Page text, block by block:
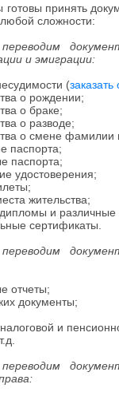
принять
сложности:
и эмиграции:
(заказать
о рождении;
о браке;
о разводе;
о смене фамилии
паспорта;
паспорта;
удостоверения;
жительства;
и различные
сертификаты.
отчеты;
документы;
и